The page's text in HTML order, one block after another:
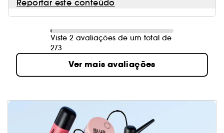
Reportar este conteúdo
Viste 2 avaliações de um total de
273
Ver mais avaliações